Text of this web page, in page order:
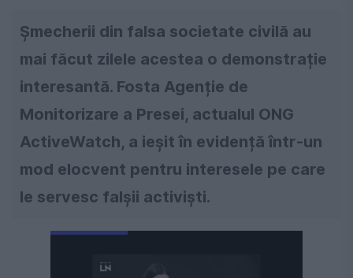
Șmecherii din falsa societate civilă au
mai făcut zilele acestea o demonstrație
interesantă. Fosta Agenție de
Monitorizare a Presei, actualul ONG
ActiveWatch, a ieșit în evidență într-un
mod elocvent pentru interesele pe care
le servesc falșii activiști.